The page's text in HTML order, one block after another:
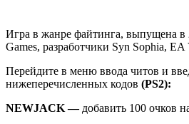
Игра в жанре файтинга, выпущена в
Games, разработчики Syn Sophia, EA
Перейдите в меню ввода читов и
нижеперечисленных кодов (PS2):
NEWJACK — добавить 100 очков